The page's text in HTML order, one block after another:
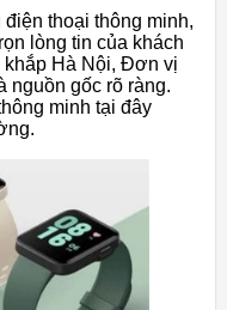
thoại thông minh,
lòng tin của khách
khắp Hà Nội, Đơn vị
nguồn gốc rõ ràng.
minh tại đây